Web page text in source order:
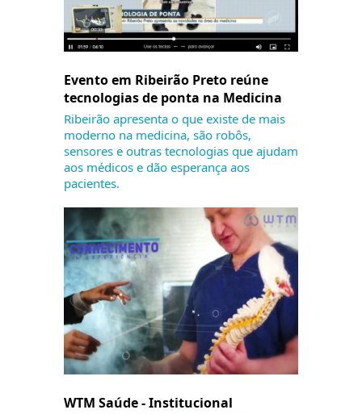
Evento em Ribeirão Preto reúne
tecnologias de ponta na Medicina
Ribeirão apresenta o que existe de mais
moderno na medicina, são robôs,
sensores e outras tecnologias que ajudam
aos médicos e dão esperança aos
pacientes.
WTM Saúde - Institucional